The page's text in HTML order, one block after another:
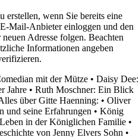
erstellen, wenn Sie bereits eine
Mail-Anbieter einloggen und den
Adresse folgen. Beachten
Informationen angeben
mit der Mütze • Daisy Dee:
Jahre • Ruth Moschner: Ein Blick
über Gitte Haenning: • Oliver
und seine Erfahrungen • König
in der Königlichen Familie •
von Jenny Elvers Sohn •